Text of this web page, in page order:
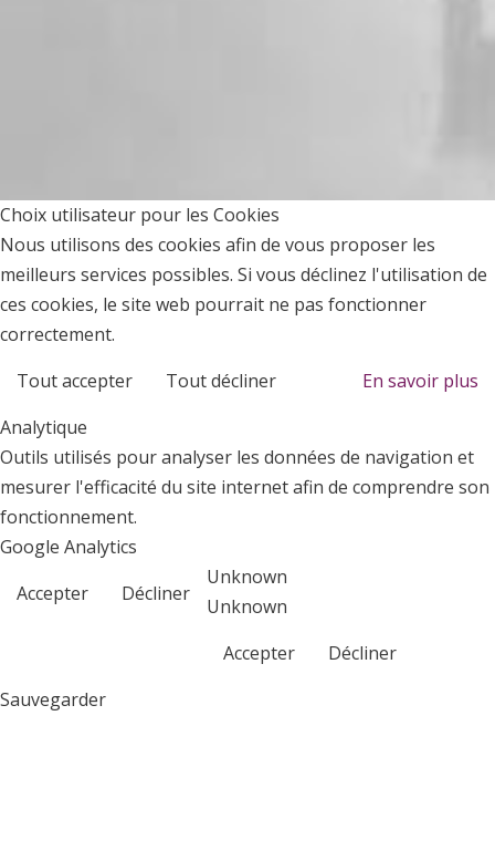
Choix utilisateur pour les Cookies
Nous utilisons des cookies afin de vous proposer les
meilleurs services possibles. Si vous déclinez l'utilisation de
ces cookies, le site web pourrait ne pas fonctionner
correctement.
Tout accepter
Tout décliner
En savoir plus
Analytique
Outils utilisés pour analyser les données de navigation et
mesurer l'efficacité du site internet afin de comprendre son
fonctionnement.
Google Analytics
Accepter
Décliner
Unknown
Unknown
Accepter
Décliner
Sauvegarder